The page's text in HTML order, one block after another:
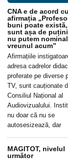
CNA e de acord cu
afirmația
buni poate
sunt așa de
nu putem
vreunul acum”
Afirmațiile
adresa cadrelor
proferate pe diverse
TV, sunt cauționate
Consiliul Național al
Audiovizualului.
nu doar că nu se
autosesizează, dar
MAGITOT, nivelul
următor